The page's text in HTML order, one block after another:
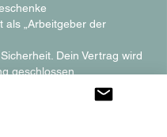
als „Arbeitgeber der
Dein Vertrag wird
geschlossen.